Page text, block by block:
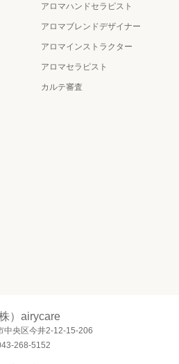
アロマハンドセラピスト
アロマブレンドデザイナー
アロマインストラクター
アロマセラピスト
カルテ審査
株）airycare
中央区今井2-12-15-206
268-5152